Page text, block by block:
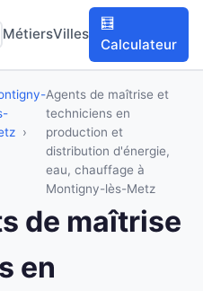
MétiersVilles
🧮
Calculateur
Agents de maîtrise et
techniciens en
production et
distribution d'énergie,
eau, chauffage à
Montigny-lès-Metz
de maîtrise
en